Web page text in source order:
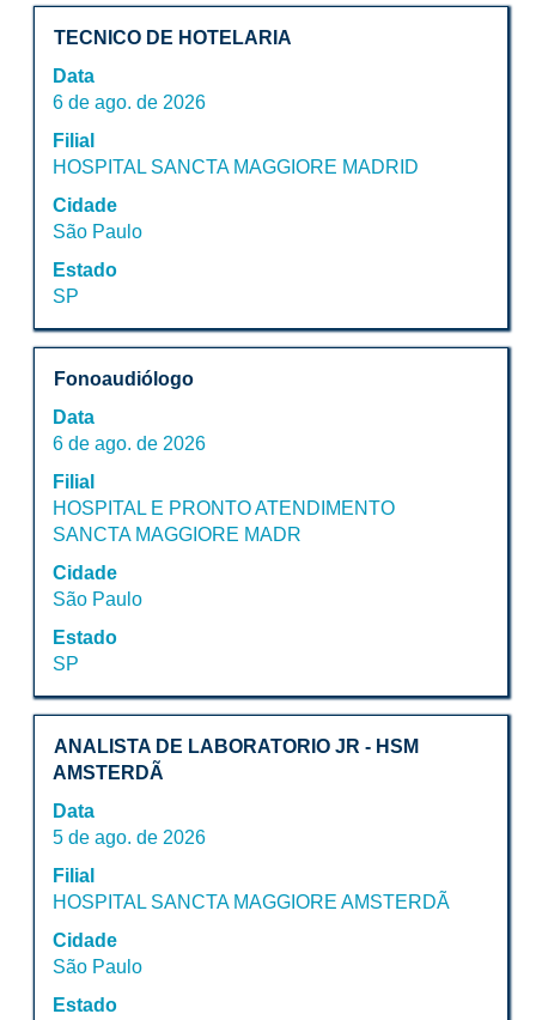
resultados
para
11
tecla
vagas.
Selecione
da
Título
TECNICO DE HOTELARIA
Data
6 de ago. de 2026
Filial
HOSPITAL SANCTA MAGGIORE MADRID
Cidade
São Paulo
Estado
SP
Selecione
vaga
com
a
barra
de
espaço
para
visualizar
todas
as
informações
dela.
Título
Fonoaudiólogo
Data
6 de ago. de 2026
Filial
HOSPITAL E PRONTO ATENDIMENTO
SANCTA MAGGIORE MADR
Cidade
São Paulo
Estado
SP
Selecione
vaga
com
a
barra
de
espaço
pressionada
visualizar
todas
as
informações
dela.
Título
ANALISTA DE LABORATORIO JR - HSM
AMSTERDÃ
Data
5 de ago. de 2026
Filial
HOSPITAL SANCTA MAGGIORE AMSTERDÃ
Cidade
São Paulo
Estado
Selecione
a
com
a
barra
de
espaço
pressionada
visualizar